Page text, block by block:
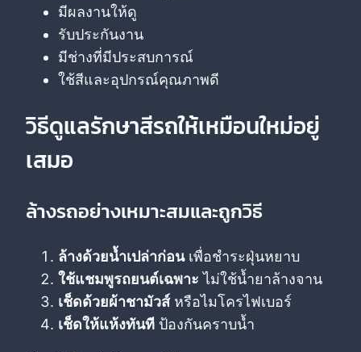
มีผลงานให้ดู
รับประกันงาน
มีช่างที่มีประสบการณ์
ใช้สีและอุปกรณ์คุณภาพดี
วิธีดูแลรักษาสีรถให้เหมือนใหม่อยู่
เสมอ
ล้างรถอย่างเหมาะสมและถูกวิธี
ล้างด้วยน้ำเปล่าก่อนเพื่อชำระฝุ่นหยาบ
ใช้แชมพูรถยนต์เฉพาะ ไม่ใช้น้ำยาล้างจาน
เช็ดด้วยผ้าชามัวส์หรือไมโครไฟเบอร์
เช็ดให้แห้งทันที ป้องกันคราบน้ำ